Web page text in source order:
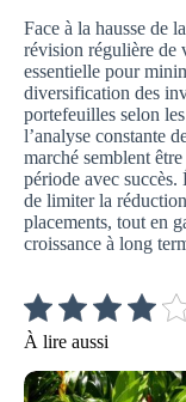
Face à la hausse de
révision régulière de
essentielle pour
diversification des
portefeuilles selon
l’analyse constante
marché semblent
période avec
de limiter la
placements, tout en
croissance à long
À lire aussi